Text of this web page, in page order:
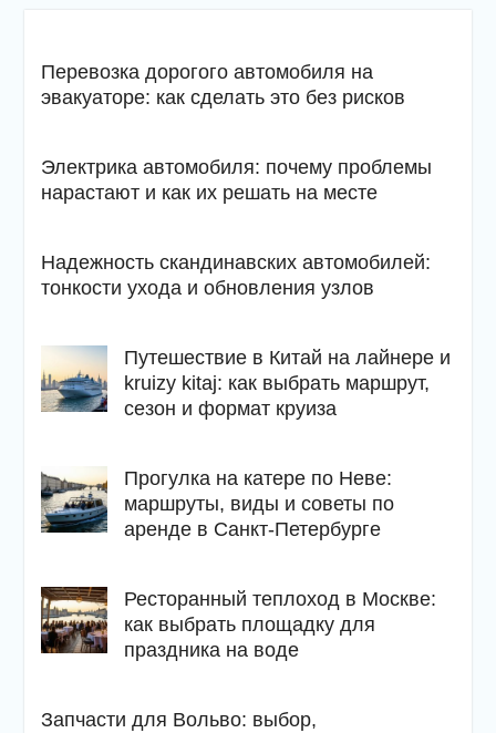
Перевозка дорогого автомобиля на
эвакуаторе: как сделать это без рисков
Электрика автомобиля: почему проблемы
нарастают и как их решать на месте
Надежность скандинавских автомобилей:
тонкости ухода и обновления узлов
Путешествие в Китай на лайнере и
kruizy kitaj: как выбрать маршрут,
сезон и формат круиза
Прогулка на катере по Неве:
маршруты, виды и советы по
аренде в Санкт-Петербурге
Ресторанный теплоход в Москве:
как выбрать площадку для
праздника на воде
Запчасти для Вольво: выбор,